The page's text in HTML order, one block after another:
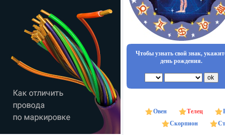
Чтобы узнать свой знак,
день рождения.
Овен Телец
Скорпион